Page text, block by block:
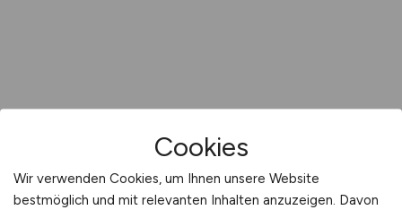
Cookies
Wir verwenden Cookies, um Ihnen unsere Website
bestmöglich und mit relevanten Inhalten anzuzeigen. Davon